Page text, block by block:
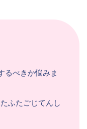
るべきか悩みま
ふたごじてんし